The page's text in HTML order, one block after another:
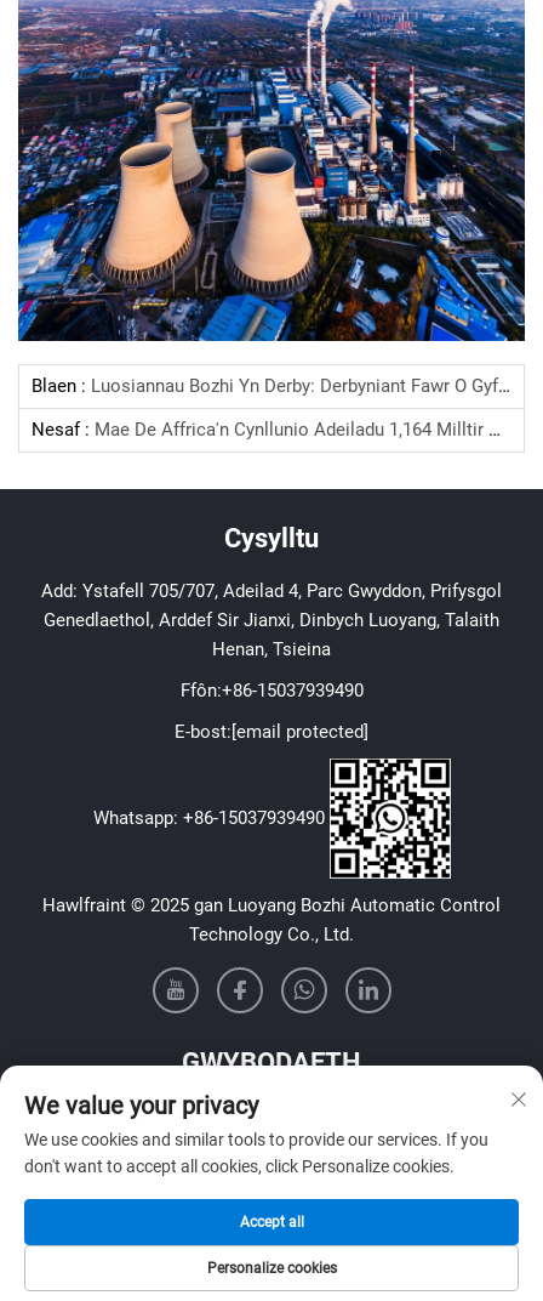
Blaen : Luosiannau Bozhi Yn Derby: Derbyniant Fawr O Gyfrifolwr India: Gynghreiriau Canol Oramiddel 36kV/12kV I Drefnu Sianeli Libya
Nesaf : Mae De Affrica'n Cynllunio Adeiladu 1,164 Milltir O Llinellau Trawsmygu Energi Newydd
Cysylltu
Add: Ystafell 705/707, Adeilad 4, Parc Gwyddon, Prifysgol
Genedlaethol, Arddef Sir Jianxi, Dinbych Luoyang, Talaith
Henan, Tsieina
Ffôn:+86-15037939490
E-bost:[email protected]
Whatsapp: +86-15037939490
Hawlfraint © 2025 gan Luoyang Bozhi Automatic Control
Technology Co., Ltd.
GWYBODAETH
Cofrestrwch i dderbyn ein cylchlythyr wythnosol
Cyflwyno
We value your privacy
We use cookies and similar tools to provide our services. If you
don't want to accept all cookies, click Personalize cookies.
Personalize cookies
Accept all